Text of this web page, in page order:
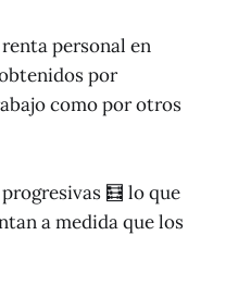
personal en
por
como por otros
🧮 lo que
a medida que los